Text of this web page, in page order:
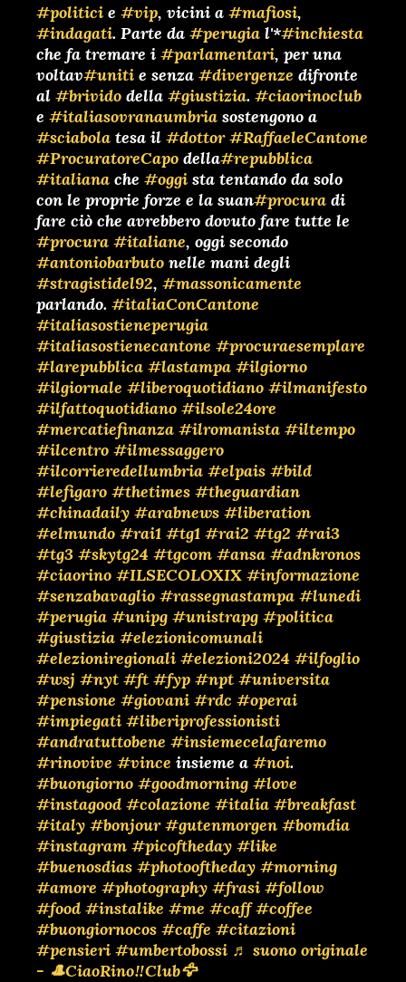
#politici e #vip, vicini a #mafiosi,
#indagati. Parte da #perugia l'*#inchiesta
che fa tremare i #parlamentari, per una
voltav#uniti e senza #divergenze difronte
al #brivido della #giustizia. #ciaorinoclub
e #italiasovranaumbria sostengono a
#sciabola tesa il #dottor #RaffaeleCantone
#ProcuratoreCapo della#repubblica
#italiana che #oggi sta tentando da solo
con le proprie forze e la suan#procura di
fare ciò che avrebbero dovuto fare tutte le
#procura #italiane, oggi secondo
#antoniobarbuto nelle mani degli
#stragistidel92, #massonicamente
parlando. #italiaConCantone
#italiasostieneperugia
#italiasostienecantone #procuraesemplare
#larepubblica #lastampa #ilgiorno
#ilgiornale #liberoquotidiano #ilmanifesto
#ilfattoquotidiano #ilsole24ore
#mercatiefinanza #ilromanista #iltempo
#ilcentro #ilmessaggero
#ilcorrieredellumbria #elpais #bild
#lefigaro #thetimes #theguardian
#chinadaily #arabnews #liberation
#elmundo #rai1 #tg1 #rai2 #tg2 #rai3
#tg3 #skytg24 #tgcom #ansa #adnkronos
#ciaorino #ILSECOLOXIX #informazione
#senzabavaglio #rassegnastampa #lunedi
#perugia #unipg #unistrapg #politica
#giustizia #elezionicomunali
#elezioniregionali #elezioni2024 #ilfoglio
#wsj #nyt #ft #fyp #npt #universita
#pensione #giovani #rdc #operai
#impiegati #liberiprofessionisti
#andratuttobene #insiemecelafaremo
#rinovive #vince insieme a #noi.
#buongiorno #goodmorning #love
#instagood #colazione #italia #breakfast
#italy #bonjour #gutenmorgen #bomdia
#instagram #picoftheday #like
#buenosdias #photooftheday #morning
#amore #photography #frasi #follow
#food #instalike #me #caff #coffee
#buongiornocos #caffe #citazioni
#pensieri #umbertobossi ♬ suono originale
- 🎩CiaoRino‼️Club🦅